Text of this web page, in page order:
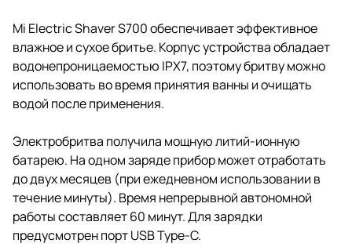
Mi Electric Shaver S700 обеспечивает эффективное
влажное и сухое бритье. Корпус устройства обладает
водонепроницаемостью IPX7, поэтому бритву можно
использовать во время принятия ванны и очищать
водой после применения.
Электробритва получила мощную литий-ионную
батарею. На одном заряде прибор может отработать
до двух месяцев (при ежедневном использовании в
течение минуты). Время непрерывной автономной
работы составляет 60 минут. Для зарядки
предусмотрен порт USB Type-C.